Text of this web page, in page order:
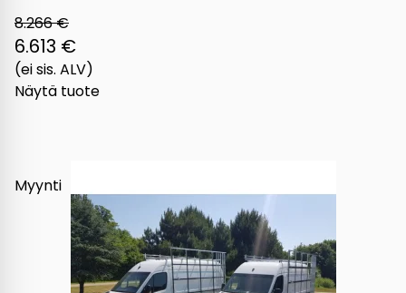
8.266 €
6.613 €
(ei sis. ALV)
Näytä tuote
Myynti